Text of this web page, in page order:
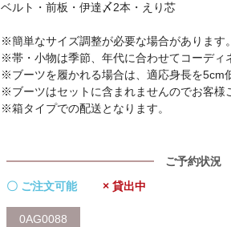
ベルト・前板・伊達〆2本・えり芯
※簡単なサイズ調整が必要な場合があります。
※帯・小物は季節、年代に合わせてコーディ
※ブーツを履かれる場合は、適応身長を5cm
※ブーツはセットに含まれませんのでお客様
※箱タイプでの配送となります。
ご予約状況
〇 ご注文可能
× 貸出中
0AG0088